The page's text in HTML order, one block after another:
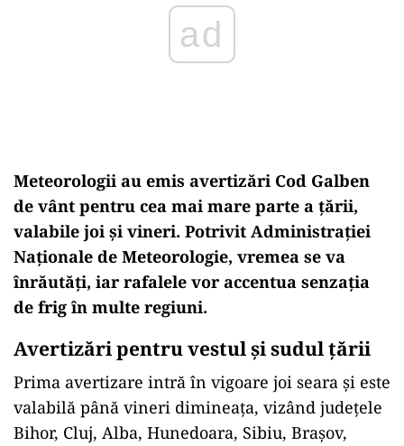
Meteorologii au emis avertizări Cod Galben
de vânt pentru cea mai mare parte a țării,
valabile joi și vineri. Potrivit Administrației
Naționale de Meteorologie, vremea se va
înrăutăți, iar rafalele vor accentua senzația
de frig în multe regiuni.
Avertizări pentru vestul și sudul țării
Prima avertizare intră în vigoare joi seara și este
valabilă până vineri dimineața, vizând județele
Bihor, Cluj, Alba, Hunedoara, Sibiu, Brașov,